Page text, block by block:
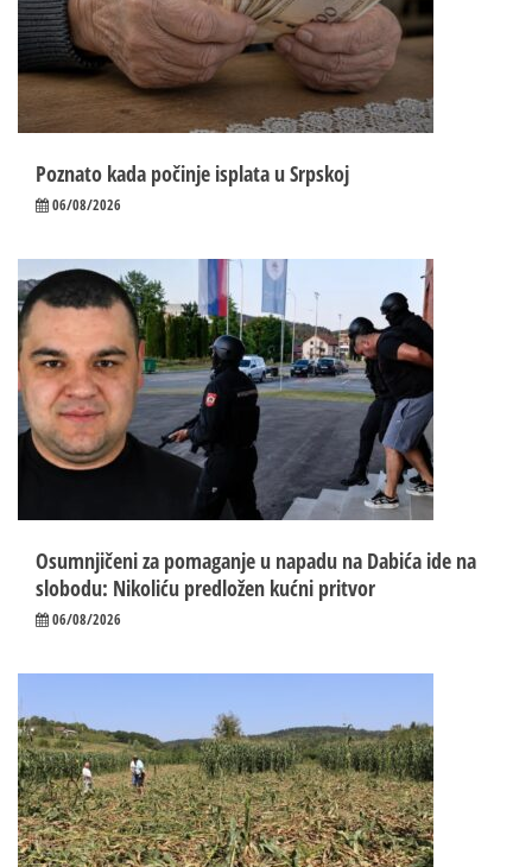
Poznato kada počinje isplata u Srpskoj
06/08/2026
Osumnjičeni za pomaganje u napadu na Dabića ide na
slobodu: Nikoliću predložen kućni pritvor
06/08/2026